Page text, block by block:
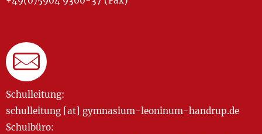
Schulleitung:
schulleitung [at] gymnasium-leoninum-handrup.de
Schulbüro: